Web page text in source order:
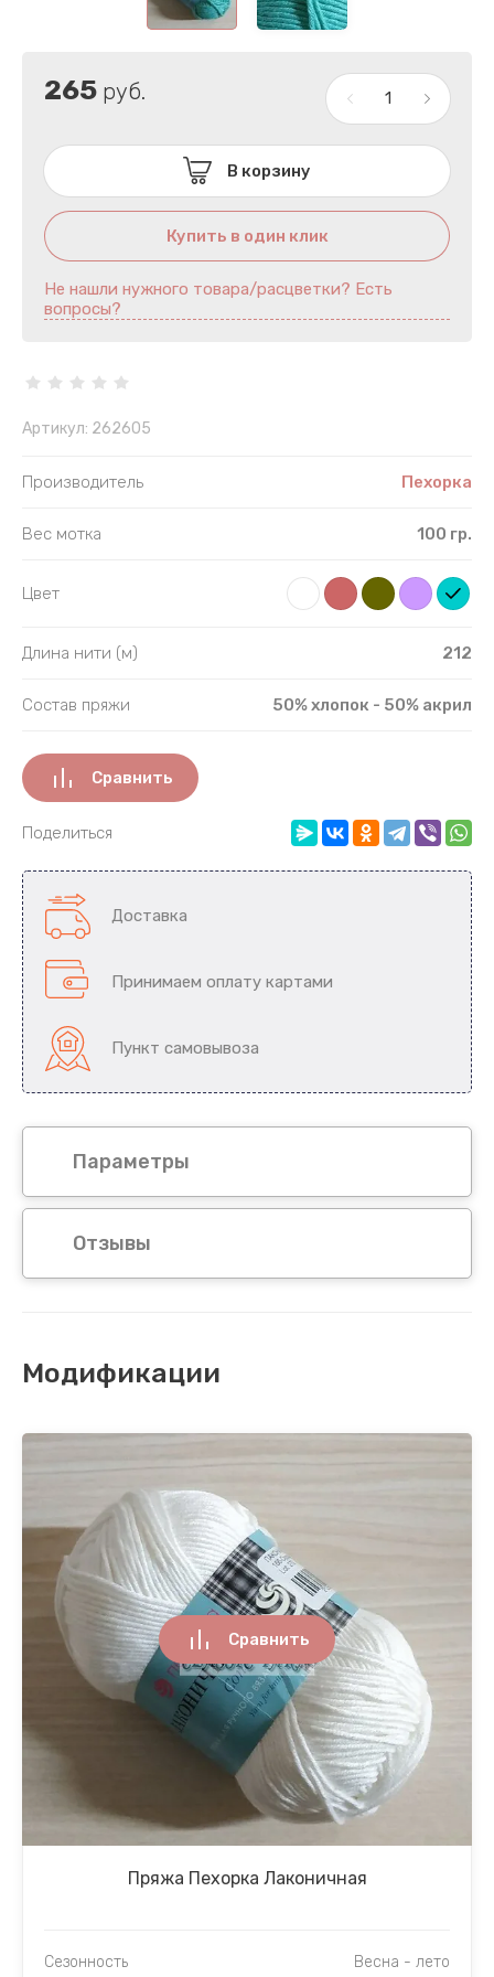
полиэфирный
составу Люрекс
Меринос
Полиамид
Полиэфир
Фибра
265 руб.
В корзину
Купить в один клик
Не нашли нужного товара/расцветки? Есть
вопросы?
Артикул: 262605
Производитель Пехорка
Вес мотка 100 гр.
Цвет
Длина нити (м) 212
Состав пряжи 50% хлопок - 50% акрил
Сравнить
Поделиться
Доставка
Принимаем оплату картами
Пункт самовывоза
Параметры
Отзывы
Модификации
Пряжа Пехорка Лаконичная
Сравнить
Сезонность Весна - лето